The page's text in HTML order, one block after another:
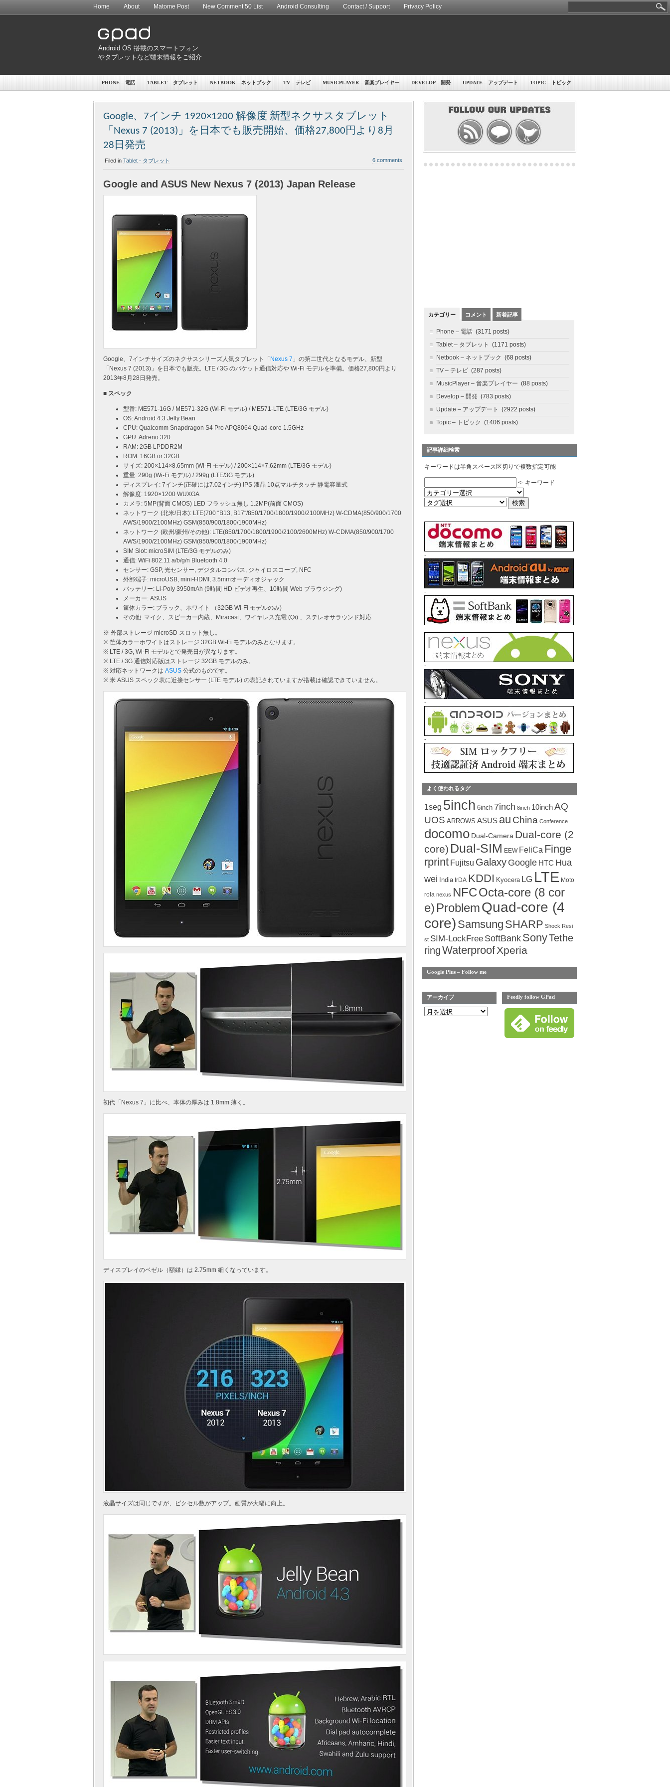
Home About Matome Post New Comment 50 List Android Consulting Contact / Support Privacy Policy
Android OS 搭載のスマートフォン
やタブレットなど端末情報をご紹介
PHONE – 電話 TABLET – タブレット NETBOOK – ネットブック TV – テレビ MUSICPLAYER – 音楽プレイヤー DEVELOP – 開発 UPDATE – アップデート TOPIC – トピック
Google、7インチ 1920×1200 解像度 新型ネクサスタブレット
「Nexus 7 (2013)」を日本でも販売開始、価格27,800円より8月
28日発売
Filed in Tablet - タブレット 6 comments
Google and ASUS New Nexus 7 (2013) Japan Release
Google、7インチサイズのネクサスシリーズ人気タブレット「 Nexus 7 」の第二世代となるモデル、新型
「Nexus 7 (2013)」を日本でも販売。LTE / 3G のパケット通信対応や Wi-Fi モデルを準備。価格27,800円より
2013年8月28日発売。
■ スペック
型番: ME571-16G / ME571-32G (Wi-Fi モデル) / ME571-LTE (LTE/3G モデル)
OS: Android 4.3 Jelly Bean
CPU: Qualcomm Snapdragon S4 Pro APQ8064 Quad-core 1.5GHz
GPU: Adreno 320
RAM: 2GB LPDDR2M
ROM: 16GB or 32GB
サイズ: 200×114×8.65mm (Wi-Fi モデル) / 200×114×7.62mm (LTE/3G モデル)
重量: 290g (Wi-Fi モデル) / 299g (LTE/3G モデル)
ディスプレイ: 7インチ(正確には7.02インチ) IPS 液晶 10点マルチタッチ 静電容量式
解像度: 1920×1200 WUXGA
カメラ: 5MP(背面 CMOS) LED フラッシュ無し 1.2MP(前面 CMOS)
ネットワーク (北米/日本): LTE(700 “B13, B17″/850/1700/1800/1900/2100MHz) W-CDMA(850/900/1700
AWS/1900/2100MHz) GSM(850/900/1800/1900MHz)
ネットワーク (欧州/豪州/その他): LTE(850/1700/1800/1900/2100/2600MHz) W-CDMA(850/900/1700
AWS/1900/2100MHz) GSM(850/900/1800/1900MHz)
SIM Slot: microSIM (LTE/3G モデルのみ)
通信: WiFi 802.11 a/b/g/n Bluetooth 4.0
センサー: GSP, 光センサー, デジタルコンパス, ジャイロスコープ, NFC
外部端子: microUSB, mini-HDMI, 3.5mmオーディオジャック
バッテリー: Li-Poly 3950mAh (9時間 HD ビデオ再生、10時間 Web ブラウジング)
メーカー: ASUS
筐体カラー: ブラック、ホワイト （32GB Wi-Fi モデルのみ)
その他: マイク、スピーカー内蔵、Miracast、ワイヤレス充電 (Qi) 、ステレオサラウンド対応
※ 外部ストレージ microSD スロット無し。
※ 筐体カラーホワイトはストレージ 32GB Wi-Fi モデルのみとなります。
※ LTE / 3G, Wi-Fi モデルとで発売日が異なります。
※ LTE / 3G 通信対応版はストレージ 32GB モデルのみ。
※ 対応ネットワークは ASUS 公式のものです。
※ 米 ASUS スペック表に近接センサー (LTE モデル) の表記されていますが搭載は確認できていません。
初代「Nexus 7」に比べ、本体の厚みは 1.8mm 薄く。
ディスプレイのベゼル（額縁）は 2.75mm 細くなっています。
液晶サイズは同じですが、ピクセル数がアップ。画質が大幅に向上。
カテゴリー コメント 新着記事
Phone – 電話 (3171 posts)
Tablet – タブレット
(1171 posts)
Netbook – ネットブック (68 posts)
TV – テレビ (287 posts)
MusicPlayer – 音楽プレイヤー (88 posts)
Develop – 開発 (783 posts)
Update – アップデート
(2922 posts)
Topic – トピック (1406 posts)
記事詳細検索
キーワードは半角スペース区切りで複数指定可能
<- キーワード
-
-
-
-
-
-
よく使われるタグ
1seg 5inch 6inch 7inch 8inch 10inchAQ
UOS ARROWS ASUS au China Conference
docomo Dual-Camera Dual-core (2
core) Dual-SIM EEW FeliCa Finge
rprint Fujitsu Galaxy Google HTC Hua
wei India IrDA KDDI Kyocera LG LTE Moto
rola nexus NFCOcta-core (8 cor
e) ProblemQuad-core (4
core) Samsung SHARP Shock Resi
st SIM-LockFree SoftBank SonyTethe
ringWaterproofXperia
Google Plus – Follow me
アーカイブ Feedly follow GPad